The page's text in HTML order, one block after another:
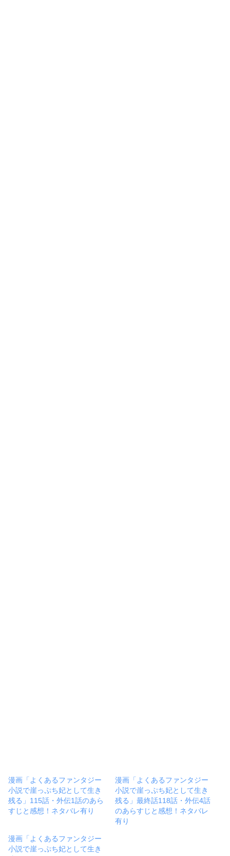
漫画「よくあるファンタジー
小説で崖っぷち妃として生き
残る」115話・外伝1話のあら
すじと感想！ネタバレ有り
漫画「よくあるファンタジー
小説で崖っぷち妃として生き
残る」最終話118話・外伝4話
のあらすじと感想！ネタバレ
有り
漫画「よくあるファンタジー
小説で崖っぷち妃として生き